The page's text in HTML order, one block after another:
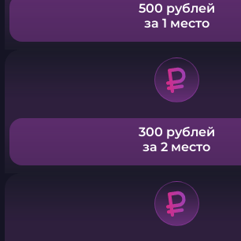
500 рублей
за 1 место
300 рублей
за 2 место